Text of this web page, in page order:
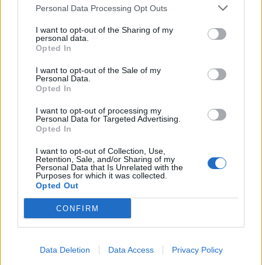
Personal Data Processing Opt Outs
I want to opt-out of the Sharing of my
personal data.
Opted In
I want to opt-out of the Sale of my
Personal Data.
Opted In
I want to opt-out of processing my
Personal Data for Targeted Advertising.
Opted In
I want to opt-out of Collection, Use,
Retention, Sale, and/or Sharing of my
Personal Data that Is Unrelated with the
Purposes for which it was collected.
Opted Out
CONFIRM
Data Deletion Data Access Privacy Policy
– Κύπρου
Coca-Cola HBC: Άνοδος 11,4%
εξαμήνου – Στα 524,4 εκατ.
εξαμήνου, στα 138 εκατ. ευρώ
Η συμφωνία Arval-Athlon αναδιαμορφώνει την αγορά leasing
VW: Η δύσκολη εξίσωση της
αναδιάρθρωσης
άνοιξε τις πύλες του σε όλους